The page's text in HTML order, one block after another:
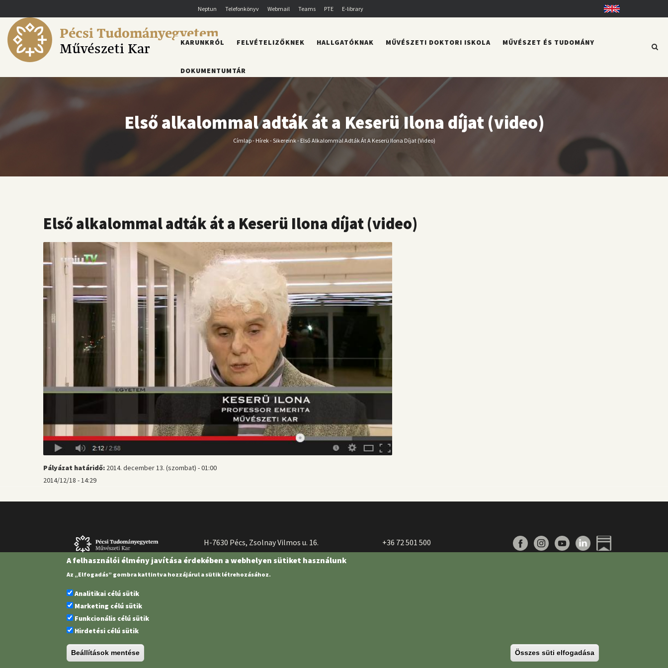
a
tartalomra
Neptun Telefonkönyv Webmail Teams PTE E-library English
Pécsi Tudományegyetem
Művészeti Kar
FŐMENÜ
KARUNKRÓL FELVÉTELIZŐKNEK HALLGATÓKNAK MŰVÉSZETI DOKTORI ISKOLA MŰVÉSZET ÉS TUDOMÁNY
DOKUMENTUMTÁR
Első alkalommal adták át a Keserü Ilona díjat (video)
Morzsa
Címlap- Hírek-Sikereink-Első Alkalommal Adták Át A Keserü Ilona Díjat (video)
Első alkalommal adták át a Keserü Ilona díjat (video)
Pályázat határidő: 2014. december 13. (szombat) - 01:00
2014/12/18 - 14:29
H-7630 Pécs, Zsolnay Vilmos u. 16. +36 72 501 500
Pécsi Tudományegyetem | Kancellária |
A felhasználói élmény javítása érdekében a webhelyen sütiket használunk
Az „Elfogadás” gombra kattintva hozzájárul a sütik létrehozásához.
Analitikai célú sütik
Marketing célú sütik
Funkcionális célú sütik
Hirdetési célú sütik
Beállítások mentése Összes süti elfogadása